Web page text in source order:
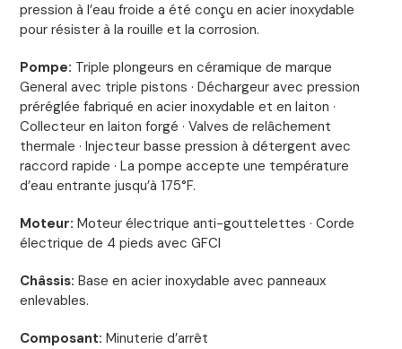
pression à l’eau froide a été conçu en acier inoxydable
pour résister à la rouille et la corrosion.
Pompe: Triple plongeurs en céramique de marque
General avec triple pistons · Déchargeur avec pression
préréglée fabriqué en acier inoxydable et en laiton ·
Collecteur en laiton forgé · Valves de relâchement
thermale · Injecteur basse pression à détergent avec
raccord rapide · La pompe accepte une température
d’eau entrante jusqu’à 175°F.
Moteur: Moteur électrique anti-gouttelettes · Corde
électrique de 4 pieds avec GFCI
Châssis: Base en acier inoxydable avec panneaux
enlevables.
Composant: Minuterie d’arrêt